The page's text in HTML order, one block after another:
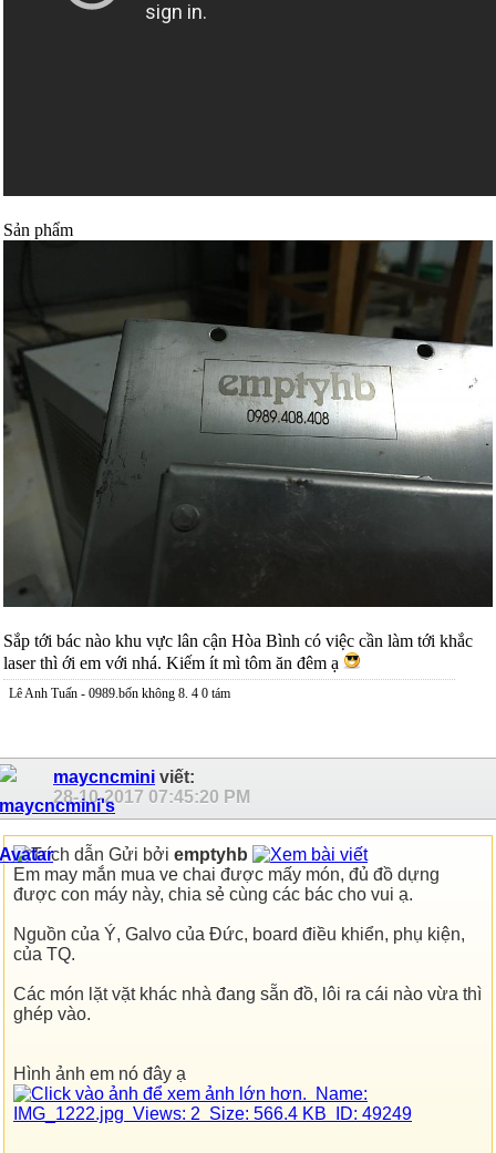
Sản phẩm
Sắp tới bác nào khu vực lân cận Hòa Bình có việc cần làm tới khắc
laser thì ới em với nhá. Kiếm ít mì tôm ăn đêm ạ
Lê Anh Tuấn - 0989.bốn không 8. 4 0 tám
maycncmini viết:
28-10-2017 07:45:20 PM
Gửi bởi emptyhb
Em may mắn mua ve chai được mấy món, đủ đồ dựng
được con máy này, chia sẻ cùng các bác cho vui ạ.
Nguồn của Ý, Galvo của Đức, board điều khiển, phụ kiện,
của TQ.
Các món lặt vặt khác nhà đang sẵn đồ, lôi ra cái nào vừa thì
ghép vào.
Hình ảnh em nó đây ạ